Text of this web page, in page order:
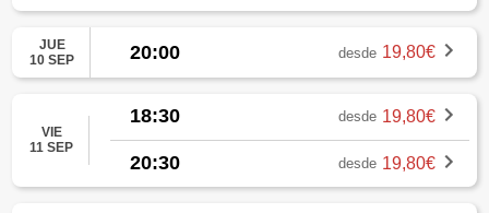
JUE
10 SEP
20:00 desde 19,80€
VIE
11 SEP
18:30 desde 19,80€
20:30 desde 19,80€